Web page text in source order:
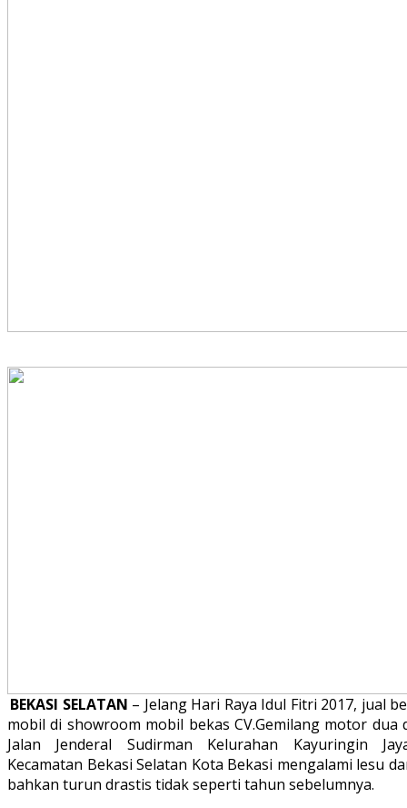
BEKASI SELATAN – Jelang Hari Raya Idul Fitri 2017, jual
mobil di showroom mobil bekas CV.Gemilang motor dua
Jalan Jenderal Sudirman Kelurahan Kayuringin
Kecamatan Bekasi Selatan Kota Bekasi mengalami lesu
bahkan turun drastis tidak seperti tahun sebelumnya.